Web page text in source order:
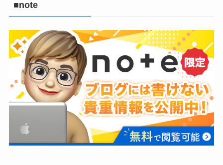
■note